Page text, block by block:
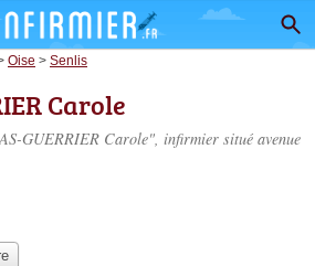
Oise > Senlis
Carole
GUERRIER Carole", infirmier situé avenue